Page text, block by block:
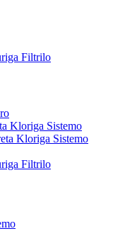
Filtrilo
Kloriga Sistemo
Kloriga Sistemo
Filtrilo